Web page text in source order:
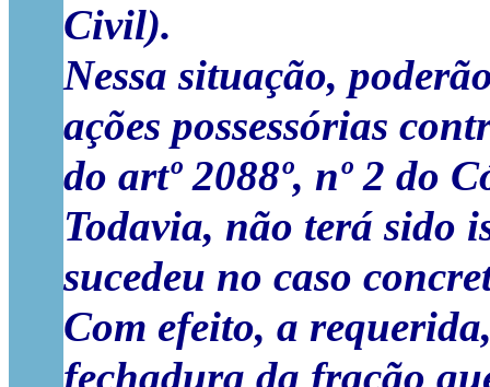
Civil).
Nessa situação,
ações possessórias
do artº 2088º, nº 2 do
Todavia, não terá sido
sucedeu no caso
Com efeito, a
fechadura da fração